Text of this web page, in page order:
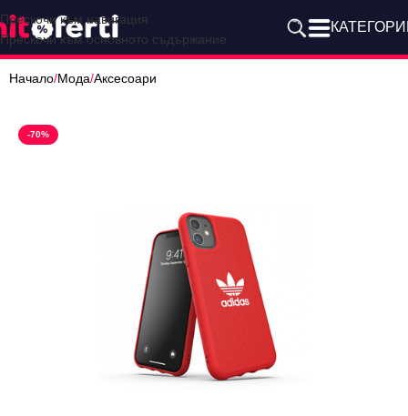
Прескочи към навигация
Прескочи към основното съдържание
Начало/Мода/Аксесоари
-70%